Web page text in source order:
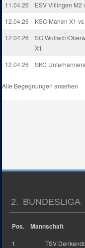
11.04.26 ESV Villingen M2
12.04.26
KSC Marlen X1
12.04.26
SG Wolfach/
X1
12.04.26 SKC
Alle Begegnungen ansehen
2.
Pos. Mannschaft
1 TSV